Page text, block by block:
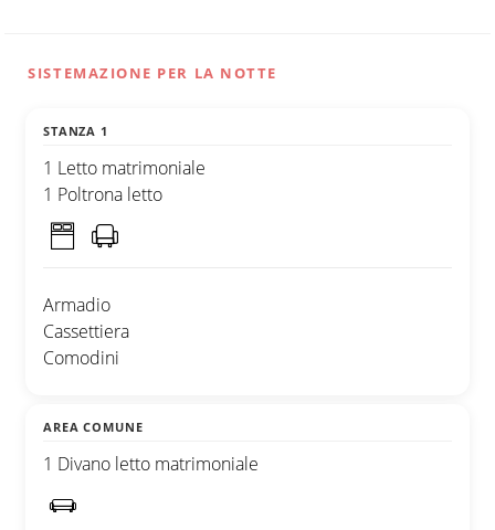
SISTEMAZIONE PER LA NOTTE
STANZA 1
1 Letto matrimoniale
1 Poltrona letto
Armadio
Cassettiera
Comodini
AREA COMUNE
1 Divano letto matrimoniale